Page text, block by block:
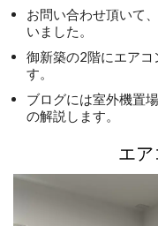
お問い合わせ頂いて
いました。
御新築の2階にエア
す。
ブログには室外機置
の解説します。
エア